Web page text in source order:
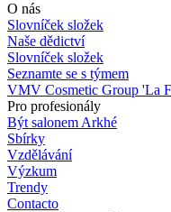
O nás
Slovníček složek
Naše dědictví
Slovníček složek
Seznamte se s týmem
VMV Cosmetic Group 'La
Pro profesionály
Být salonem Arkhé
Sbírky
Vzdělávání
Výzkum
Trendy
Contacto